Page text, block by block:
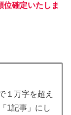
確定いたしま
１万字を超え
1記事」にし